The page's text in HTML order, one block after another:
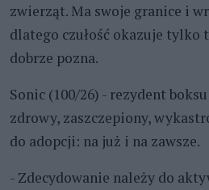
zwierząt. Ma swoje granice i
dlatego czułość okazuje tylko
dobrze pozna.
Sonic (100/26) - rezydent
zdrowy, zaszczepiony,
do adopcji: na już i na zawsze.
- Zdecydowanie należy do